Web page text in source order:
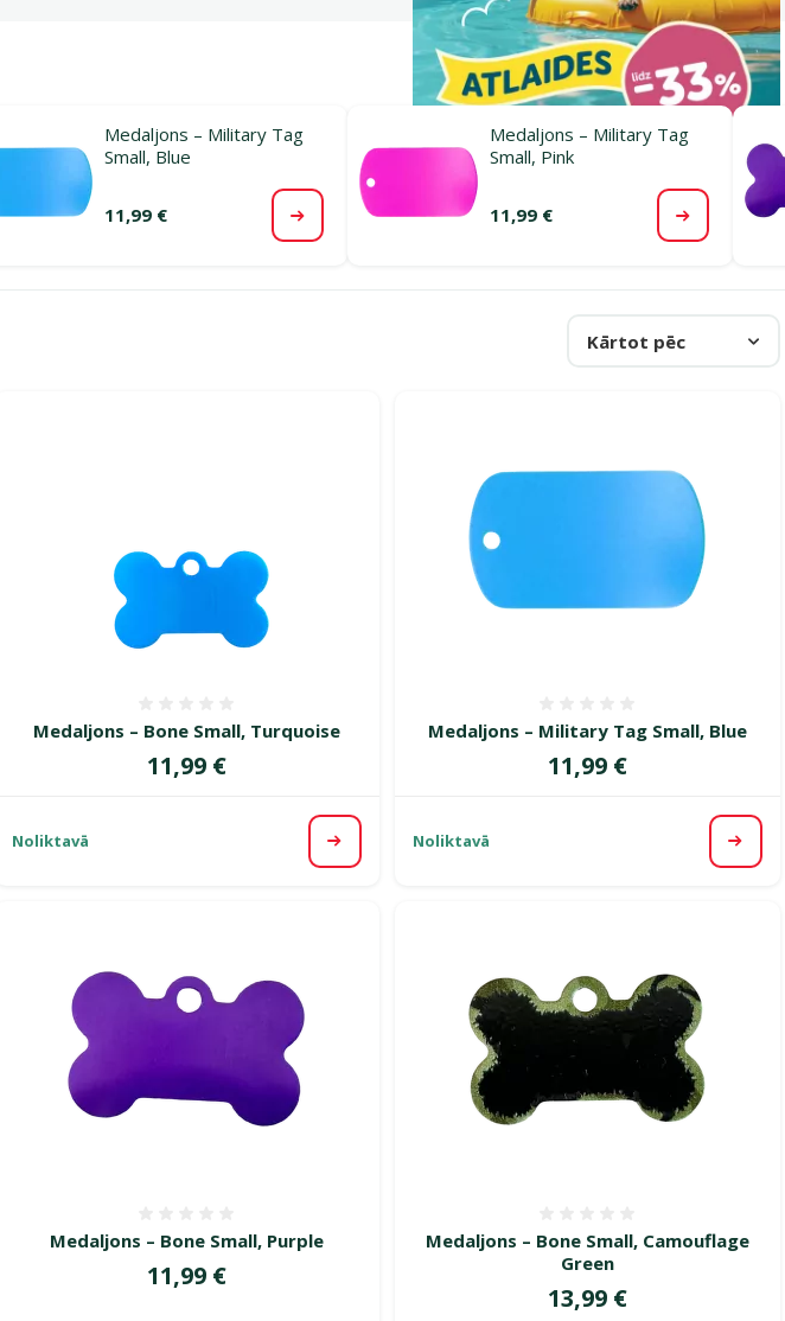
Medaljons – Military Tag
Small, Blue
11,99 € Apskatīt
Medaljons – Military Tag
Small, Pink
11,99 € Apskatīt
Kārtot pēc
Medaljons – Bone Small, Turquoise
Cena
11,99 €
Noliktavā Apskatīt
Medaljons – Military Tag Small, Blue
Cena
11,99 €
Noliktavā
Medaljons – Bone Small, Purple
Cena
11,99 €
Medaljons – Bone Small, Camouflage
Green
Cena
13,99 €